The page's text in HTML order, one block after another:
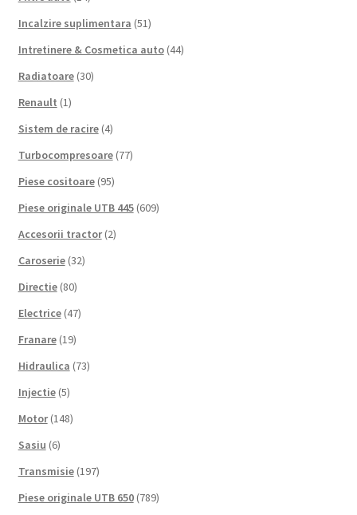
Incalzire suplimentara (51)
Intretinere & Cosmetica auto (44)
Radiatoare (30)
Renault (1)
Sistem de racire (4)
Turbocompresoare (77)
Piese cositoare (95)
Piese originale UTB 445 (609)
Accesorii tractor (2)
Caroserie (32)
Directie (80)
Electrice (47)
Franare (19)
Hidraulica (73)
Injectie (5)
Motor (148)
Sasiu (6)
Transmisie (197)
Piese originale UTB 650 (789)